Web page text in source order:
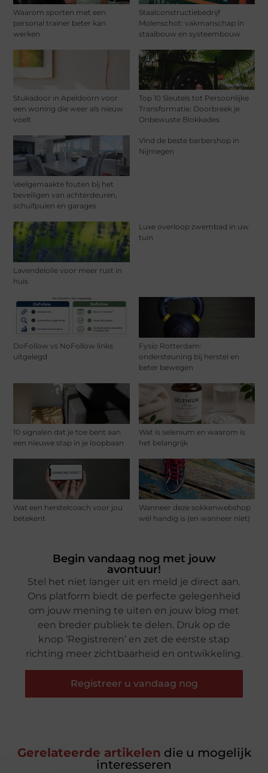
Waarom sporten met een
personal trainer beter kan
werken
Staalconstructiebedrijf
Molenschot: vakmanschap in
staalbouw en systeembouw
Stukadoor in Apeldoorn voor
een woning die weer als nieuw
voelt
Top 10 Sleutels tot Persoonlijke
Transformatie: Doorbreek je
Onbewuste Blokkades
Veelgemaakte fouten bij het
beveiligen van achterdeuren,
schuifpuien en garages
Vind de beste barbershop in
Nijmegen
Lavendelolie voor meer rust in
huis
Luxe overloop zwembad in uw
tuin
DoFollow vs NoFollow links
uitgelegd
Fysio Rotterdam:
ondersteuning bij herstel en
beter bewegen
10 signalen dat je toe bent aan
een nieuwe stap in je loopbaan
Wat is selenium en waarom is
het belangrijk
Wat een herstelcoach voor jou
betekent
Wanneer deze sokkenwebshop
wél handig is (en wanneer niet)
Begin vandaag nog met jouw
avontuur!
Stel het niet langer uit en meld je direct aan.
Ons platform biedt de perfecte gelegenheid
om jouw mening te uiten en jouw blog met
een breder publiek te delen. Druk op de
knop ‘Registreren’ en zet de eerste stap
richting meer zichtbaarheid en ontwikkeling.
Registreer u vandaag nog
Gerelateerde artikelen die u mogelijk
interesseren